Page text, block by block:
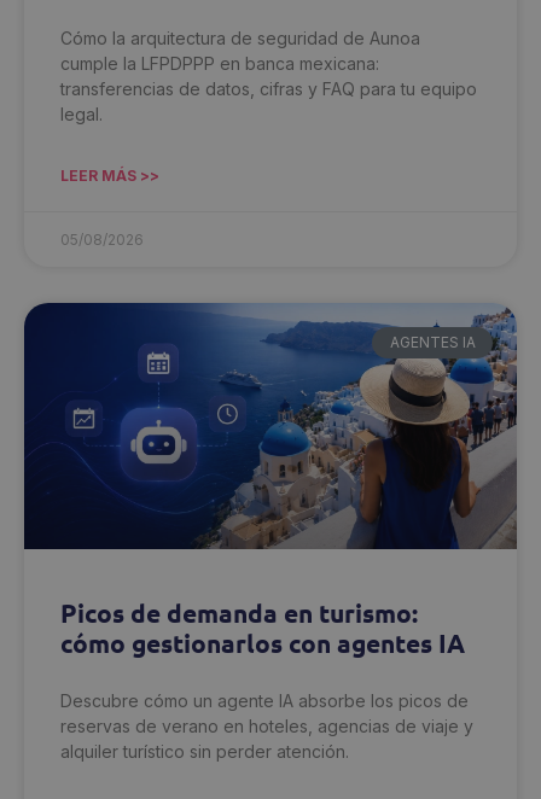
Cómo la arquitectura de seguridad de Aunoa
cumple la LFPDPPP en banca mexicana:
transferencias de datos, cifras y FAQ para tu equipo
legal.
LEER MÁS >>
05/08/2026
AGENTES IA
Picos de demanda en turismo:
cómo gestionarlos con agentes IA
Descubre cómo un agente IA absorbe los picos de
reservas de verano en hoteles, agencias de viaje y
alquiler turístico sin perder atención.